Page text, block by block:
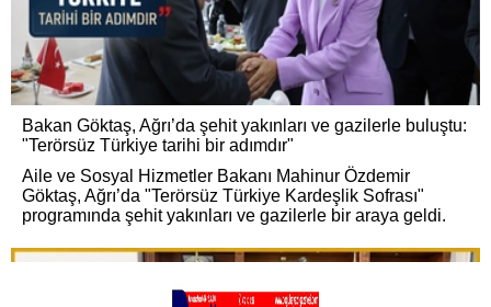
Bakan Göktaş, Ağrı’da şehit yakınları ve gazilerle buluştu:
"Terörsüz Türkiye tarihi bir adımdır"
Aile ve Sosyal Hizmetler Bakanı Mahinur Özdemir
Göktaş, Ağrı’da "Terörsüz Türkiye Kardeşlik Sofrası"
programında şehit yakınları ve gazilerle bir araya geldi.